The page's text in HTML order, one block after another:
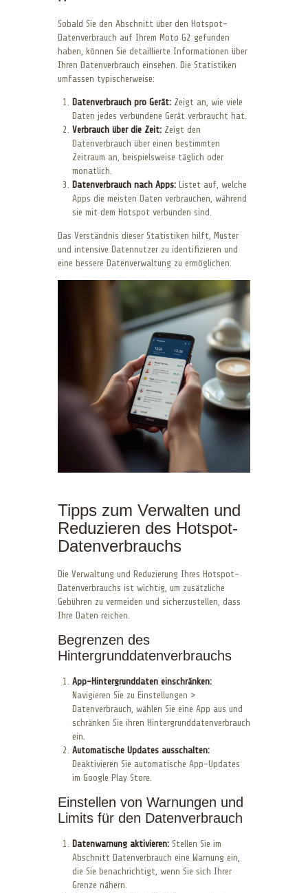
Sobald Sie den Abschnitt über den Hotspot-
Datenverbrauch auf Ihrem Moto G2 gefunden
haben, können Sie detaillierte Informationen über
Ihren Datenverbrauch einsehen. Die Statistiken
umfassen typischerweise:
Datenverbrauch pro Gerät: Zeigt an, wie viele
Daten jedes verbundene Gerät verbraucht hat.
Verbrauch über die Zeit: Zeigt den
Datenverbrauch über einen bestimmten
Zeitraum an, beispielsweise täglich oder
monatlich.
Datenverbrauch nach Apps: Listet auf, welche
Apps die meisten Daten verbrauchen, während
sie mit dem Hotspot verbunden sind.
Das Verständnis dieser Statistiken hilft, Muster
und intensive Datennutzer zu identifizieren und
eine bessere Datenverwaltung zu ermöglichen.
Tipps zum Verwalten und
Reduzieren des Hotspot-
Datenverbrauchs
Die Verwaltung und Reduzierung Ihres Hotspot-
Datenverbrauchs ist wichtig, um zusätzliche
Gebühren zu vermeiden und sicherzustellen, dass
Ihre Daten reichen.
Begrenzen des
Hintergrunddatenverbrauchs
App-Hintergrunddaten einschränken:
Navigieren Sie zu Einstellungen >
Datenverbrauch, wählen Sie eine App aus und
schränken Sie ihren Hintergrunddatenverbrauch
ein.
Automatische Updates ausschalten:
Deaktivieren Sie automatische App-Updates
im Google Play Store.
Einstellen von Warnungen und
Limits für den Datenverbrauch
Datenwarnung aktivieren: Stellen Sie im
Abschnitt Datenverbrauch eine Warnung ein,
die Sie benachrichtigt, wenn Sie sich Ihrer
Grenze nähern.